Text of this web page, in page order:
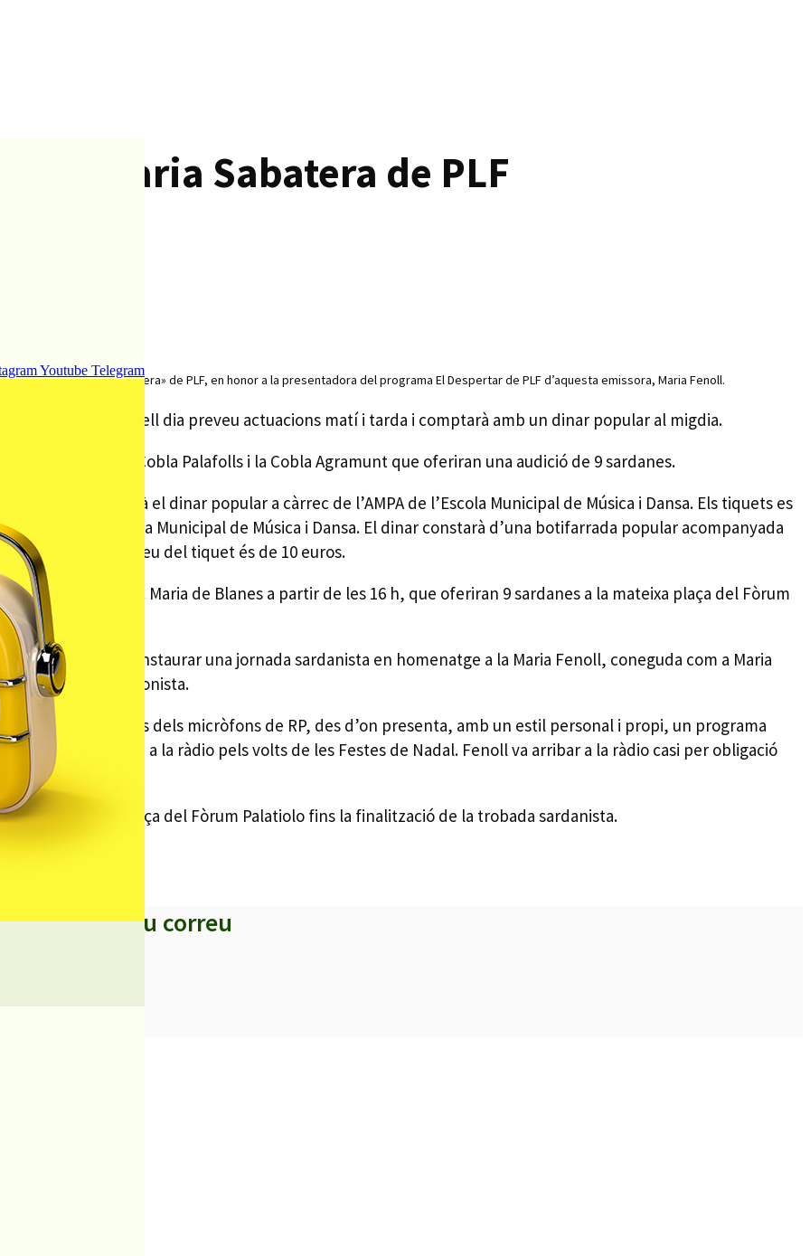
Youtube Telegram
Maria Sabatera de PLF
«Maria Sabatera» de PLF, en honor a la presentadora del programa El Despertar de PLF d’aquesta emissora, Maria Fenoll.
programació d’aquell dia preveu actuacions matí i tarda i comptarà amb un dinar popular al migdia.
l’actuació de la Cobla Palafolls i la Cobla Agramunt que oferiran una audició de 9 sardanes.
del migdia es farà el dinar popular a càrrec de l’AMPA de l’Escola Municipal de Música i Dansa. Els tiquets es
i a la mateixa Escola Municipal de Música i Dansa. El dinar constarà d’una botifarrada popular acompanyada
vi i postres. El preu del tiquet és de 10 euros.
i la Cobla Sta. Maria de Blanes a partir de les 16 h, que oferiran 9 sardanes a la mateixa plaça del Fòrum
l’any passat instaurar una jornada sardanista en homenatge a la Maria Fenoll, coneguda com a Maria
a pròpia protagonista.
al nostre poble des dels micròfons de RP, des d’on presenta, amb un estil personal i propi, un programa
que tornarà a la ràdio pels volts de les Festes de Nadal. Fenoll va arribar a la ràdio casi per obligació
setmana.
al voltant la plaça del Fòrum Palatiolo fins la finalització de la trobada sardanista.
titulars al teu correu
Castell de Palafolls